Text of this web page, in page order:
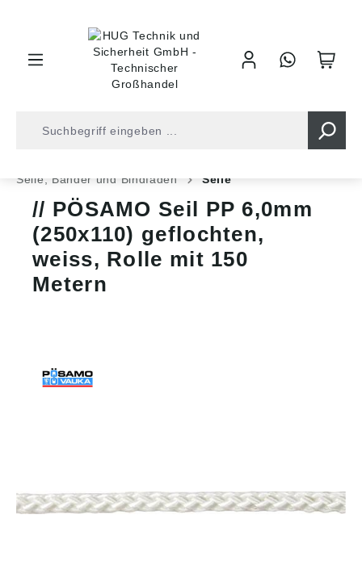
Seile, Bänder und Bindfäden
Seile
PÖSAMO Seil PP 6,0mm
(250x110) geflochten,
weiss, Rolle mit 150
Metern